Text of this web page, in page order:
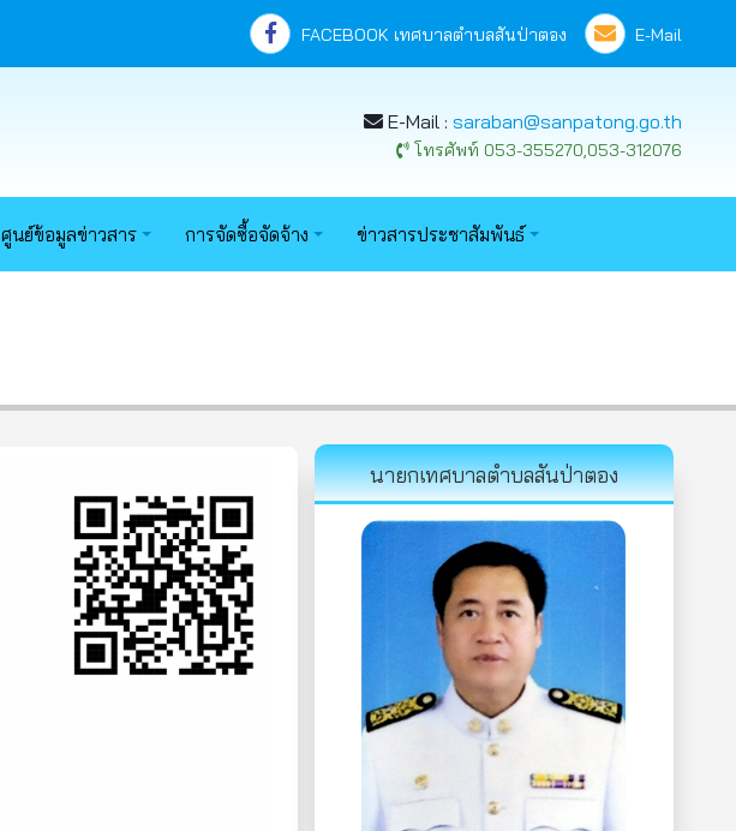
FACEBOOK เทศบาลตำบลสันป่าตอง E-Mail
E-Mail : saraban@sanpatong.go.th
โทรศัพท์ 053-355270,053-312076
ศูนย์ข้อมูลข่าวสาร การจัดซื้อจัดจ้าง ข่าวสารประชาสัมพันธ์
นายกเทศบาลตำบลสันป่าตอง